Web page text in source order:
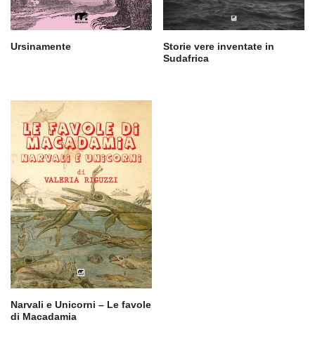
Ursinamente
Storie vere inventate in
Sudafrica
Narvali e Unicorni – Le favole
di Macadamia